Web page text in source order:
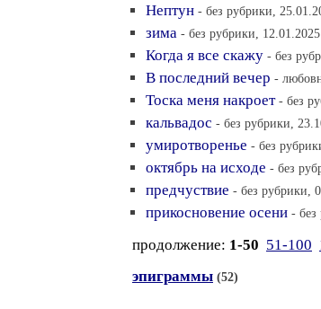
Нептун - без рубрики,
зима - без рубрики,
Когда я все скажу - без
В последний вечер -
Тоска меня накроет - без
кальвадос - без рубрики,
умиротворенье - без
октябрь на исходе - без
предчуствие - без рубрики,
прикосновение осени - без
продолжение: 1-50 51-100
эпиграммы (52)